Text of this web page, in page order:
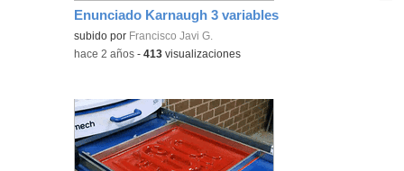
Enunciado Karnaugh 3 variables
Contenido educativo.
subido por Francisco Javi G.
-hace 2 años -413 visualizaciones